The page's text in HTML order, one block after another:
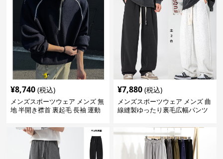
¥8,740 (税込)
メンズスポーツウェア メンズ 無
地 半開き襟首 裏起毛 長袖 運動
¥7,880 (税込)
メンズスポーツウェア メンズ 曲
線縫製ゆったり裏毛広幅パンツ